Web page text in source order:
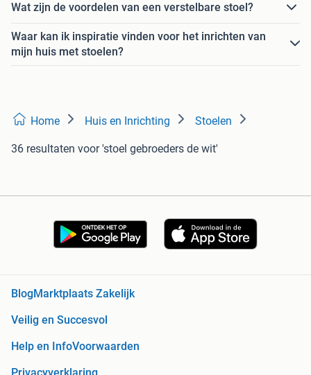
Wat zijn de voordelen van een verstelbare stoel?
Waar kan ik inspiratie vinden voor het inrichten van
mijn huis met stoelen?
Home Huis en Inrichting Stoelen
36 resultaten voor 'stoel gebroeders de wit'
BlogMarktplaats Zakelijk
Veilig en Succesvol
Help en InfoVoorwaarden